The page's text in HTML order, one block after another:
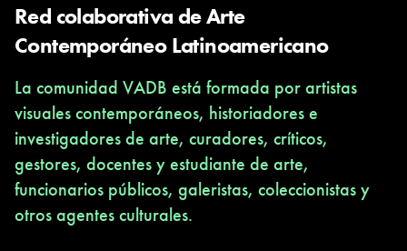
Sag Cariño
Melisa Depetris
Curadoras en trance:
Kekena Corvalan
Karina Ruiz
Lucia Engert
Red colaborativa de Arte
Contemporáneo Latinoamericano
La comunidad VADB está formada por artistas
visuales contemporáneos, historiadores e
investigadores de arte, curadores, críticos,
gestores, docentes y estudiante de arte,
funcionarios públicos, galeristas, coleccionistas y
otros agentes culturales.